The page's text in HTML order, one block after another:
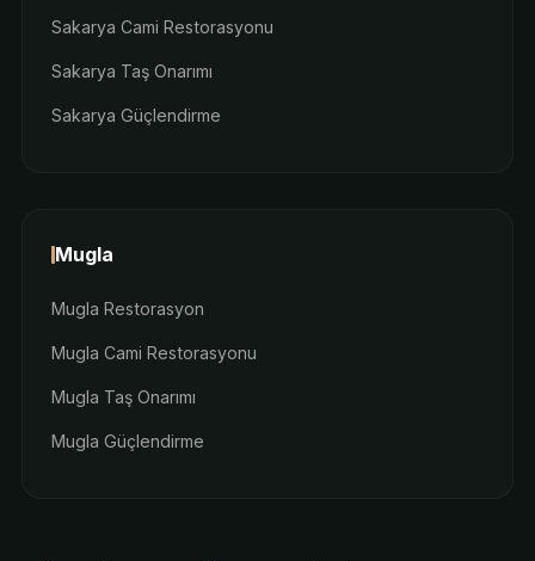
Sakarya Cami Restorasyonu
Sakarya Taş Onarımı
Sakarya Güçlendirme
Mugla
Mugla Restorasyon
Mugla Cami Restorasyonu
Mugla Taş Onarımı
Mugla Güçlendirme